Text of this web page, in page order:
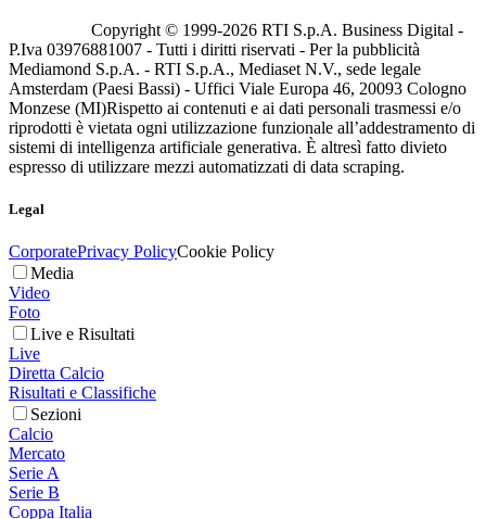
Copyright © 1999-2026 RTI S.p.A. Business Digital -
P.Iva 03976881007 - Tutti i diritti riservati - Per la pubblicità
Mediamond S.p.A. - RTI S.p.A., Mediaset N.V., sede legale
Amsterdam (Paesi Bassi) - Uffici Viale Europa 46, 20093 Cologno
Monzese (MI)Rispetto ai contenuti e ai dati personali trasmessi e/o
riprodotti è vietata ogni utilizzazione funzionale all’addestramento di
sistemi di intelligenza artificiale generativa. È altresì fatto divieto
espresso di utilizzare mezzi automatizzati di data scraping.
Legal
CorporatePrivacy PolicyCookie Policy
Media
Video
Foto
Live e Risultati
Live
Diretta Calcio
Risultati e Classifiche
Sezioni
Calcio
Mercato
Serie A
Serie B
Coppa Italia